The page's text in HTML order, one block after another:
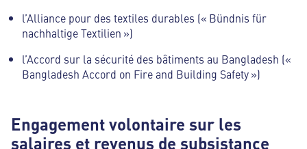
l’Alliance pour des textiles durables (« Bündnis für
nachhaltige Textilien »)
l’Accord sur la sécurité des bâtiments au Bangladesh («
Bangladesh Accord on Fire and Building Safety »)
Engagement volontaire sur les
salaires et revenus de subsistance